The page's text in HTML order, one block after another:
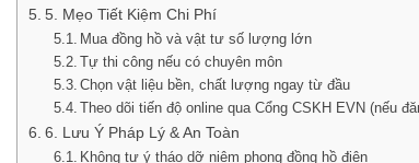
5. Mẹo Tiết Kiệm Chi Phí
Mua đồng hồ và vật tư số lượng lớn
Tự thi công nếu có chuyên môn
Chọn vật liệu bền, chất lượng ngay từ đầu
Theo dõi tiến độ online qua Cổng CSKH EVN (nếu
6. Lưu Ý Pháp Lý & An Toàn
Không tự ý tháo dỡ niêm phong đồng hồ điện